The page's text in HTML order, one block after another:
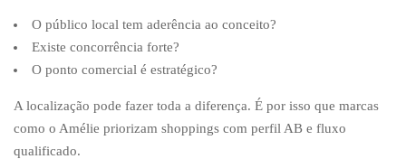
O público local tem aderência ao conceito?
Existe concorrência forte?
O ponto comercial é estratégico?
A localização pode fazer toda a diferença. É por isso que marcas
como o Amélie priorizam shoppings com perfil AB e fluxo
qualificado.